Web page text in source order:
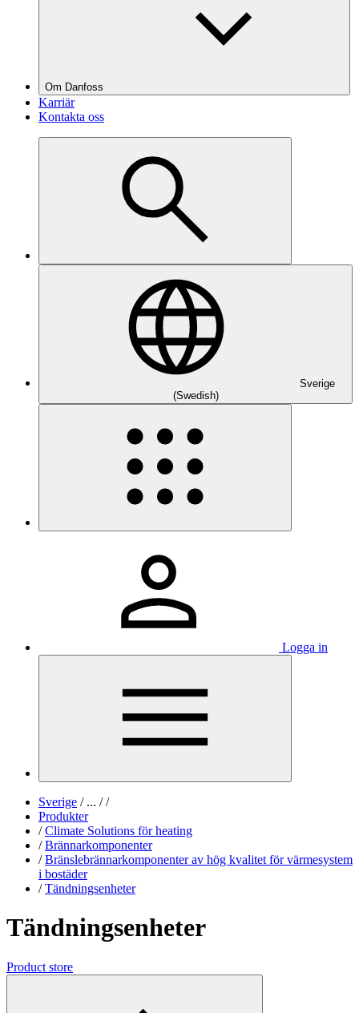
Om Danfoss
Karriär
Kontakta oss
Sverige
(Swedish)
Logga in
Sverige /... / /
Produkter
/ Climate Solutions för heating
/ Brännarkomponenter
/ Bränslebrännarkomponenter av hög kvalitet för värmesystem
i bostäder
/ Tändningsenheter
Tändningsenheter
Product store